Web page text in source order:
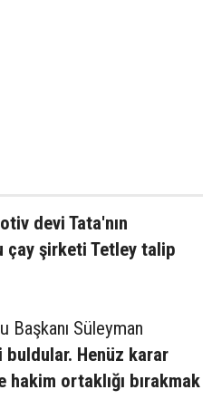
devi Tata'nın
çay şirketi Tetley talip
Başkanı Süleyman
Henüz karar
ortaklığı bırakmak